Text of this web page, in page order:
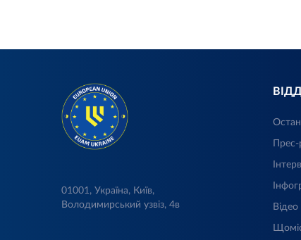
01001, Україна, Київ,
Володимирський узвіз, 4в
Прес-
Відео